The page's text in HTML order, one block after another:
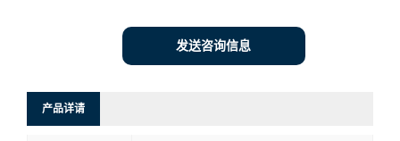
发送咨询信息
产品详请